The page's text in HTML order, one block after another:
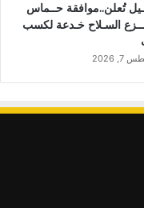
تُعلن..موافقة حــماس
السـلاح خـدعة لكسب
2026